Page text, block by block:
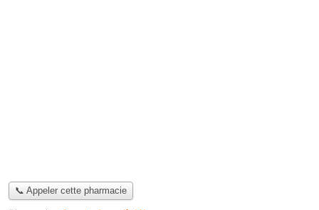
📞 Appeler cette pharmacie